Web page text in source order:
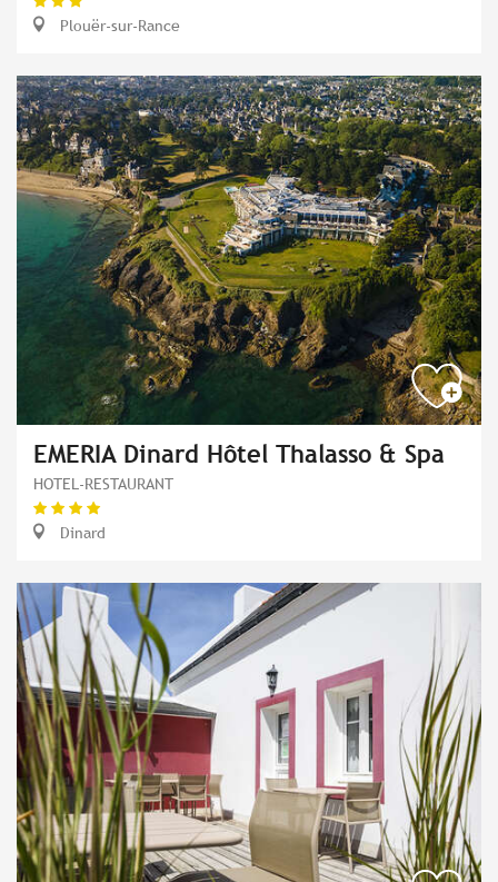
Plouër-sur-Rance
EMERIA Dinard Hôtel Thalasso & Spa
HOTEL-RESTAURANT
Dinard